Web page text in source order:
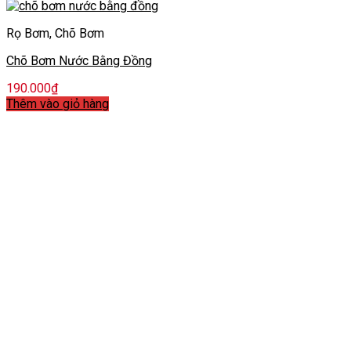
Rọ Bơm, Chõ Bơm
Chõ Bơm Nước Bằng Đồng
190.000₫
Thêm vào giỏ hàng